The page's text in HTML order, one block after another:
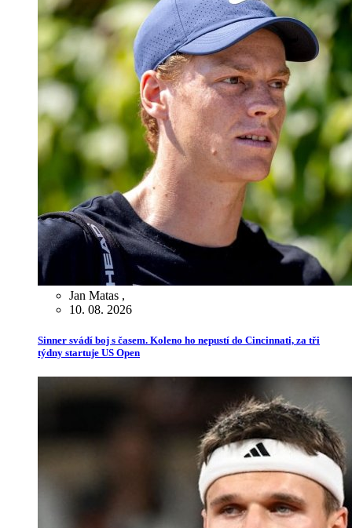
Jan Matas ,
10. 08. 2026
Sinner svádí boj s časem. Koleno ho nepustí do Cincinnati, za tři
týdny startuje US Open